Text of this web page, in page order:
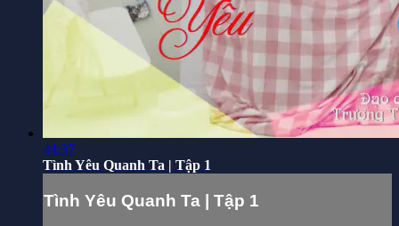
44:37
Tình Yêu Quanh Ta | Tập 1
Tình Yêu Quanh Ta | Tập 1